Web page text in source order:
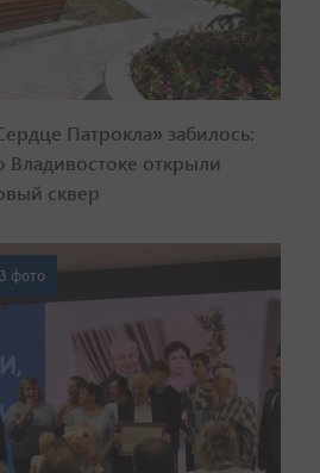
Патрокла» забилось:
Владивостоке открыли
сквер
фото